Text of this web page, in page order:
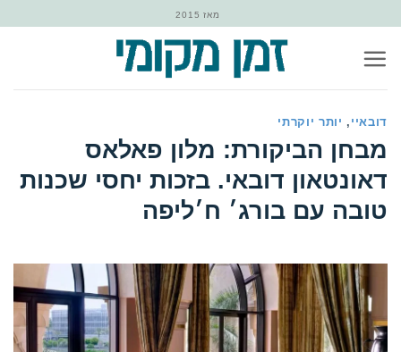
content
מאז 2015
דובאיי , יותר יוקרתי
‏מבחן הביקורת: מלון פאלאס
דאונטאון דובאי. בזכות יחסי שכנות
טובה עם בורג׳ ח׳ליפה